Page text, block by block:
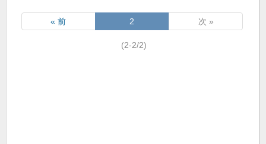
« 前 2 次 »
(2-2/2)